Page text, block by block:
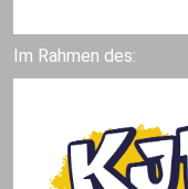
Im Rahmen des: